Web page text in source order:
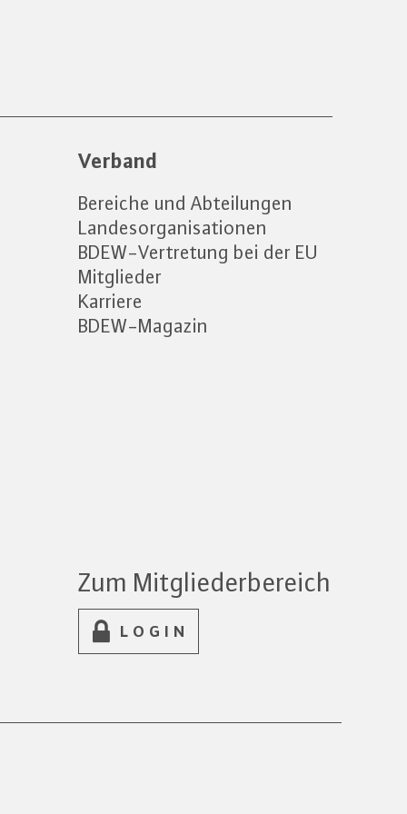
Verband
Bereiche und Abteilungen
Landesorganisationen
BDEW-Vertretung bei der EU
Mitglieder
Karriere
BDEW-Magazin
Zum Mitgliederbereich
LOGIN